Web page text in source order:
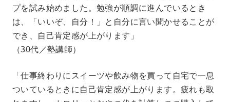
プを試み始めました。勉強が順調に進んでいるとき
は、「いいぞ、自分！」と自分に言い聞かせることが
でき、自己肯定感が上がります」
（30代／塾講師）
「仕事終わりにスイーツや飲み物を買って自宅で一息
ついているときに自己肯定感が上がります。疲れも取